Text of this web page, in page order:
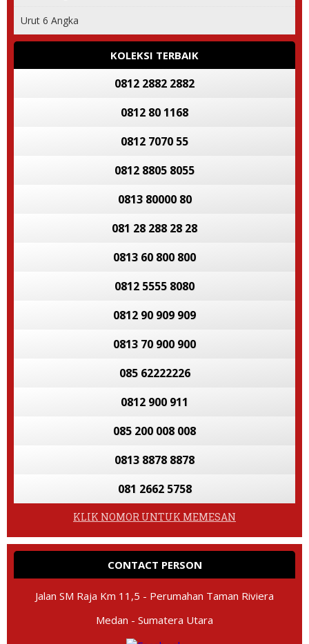
Urut 6 Angka
KOLEKSI TERBAIK
0812 2882 2882
0812 80 1168
0812 7070 55
0812 8805 8055
0813 80000 80
081 28 288 28 28
0813 60 800 800
0812 5555 8080
0812 90 909 909
0813 70 900 900
085 62222226
0812 900 911
085 200 008 008
0813 8878 8878
081 2662 5758
KLIK NOMOR UNTUK MEMESAN
CONTACT PERSON
Jalan SM Raja Km 11,5 - Perumahan Taman Riviera
Medan - Sumatera Utara